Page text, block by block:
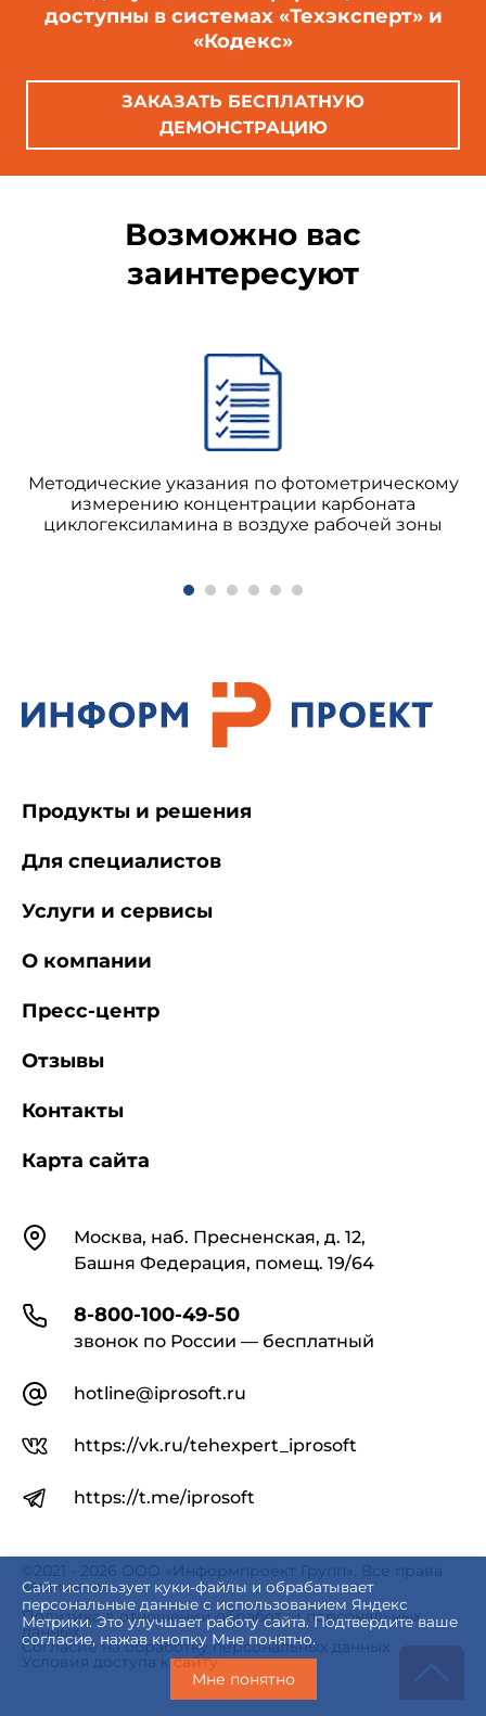
доступны в системах «Техэксперт» и
«Кодекс»
ЗАКАЗАТЬ БЕСПЛАТНУЮ
ДЕМОНСТРАЦИЮ
Возможно вас
заинтересуют
Методические указания по фотометрическому
измерению концентрации карбоната
циклогексиламина в воздухе рабочей зоны
Сайт использует куки-файлы и обрабатывает
персональные данные с использованием Яндекс
Метрики. Это улучшает работу сайта. Подтвердите ваше
согласие, нажав кнопку Мне понятно.
Мне понятно
КонтактыМосква, наб. Пресненская, д. 12,
Башня Федерация, помещ. 19/64
8-800-100-49-50
звонок по России — бесплатный
hotline@iprosoft.ru
https://vk.ru/tehexpert_iprosoft
https://t.me/iprosoft
Продукты и решения
Для специалистов
Услуги и сервисы
О компании
Пресс-центр
Отзывы
Контакты
Карта сайта
©2021 - 2026 ООО «Информпроект Групп». Все права
защищены.
Политика в отношении обработки персональных
данных
Согласие на обработку персональных данных
Условия доступа к сайту